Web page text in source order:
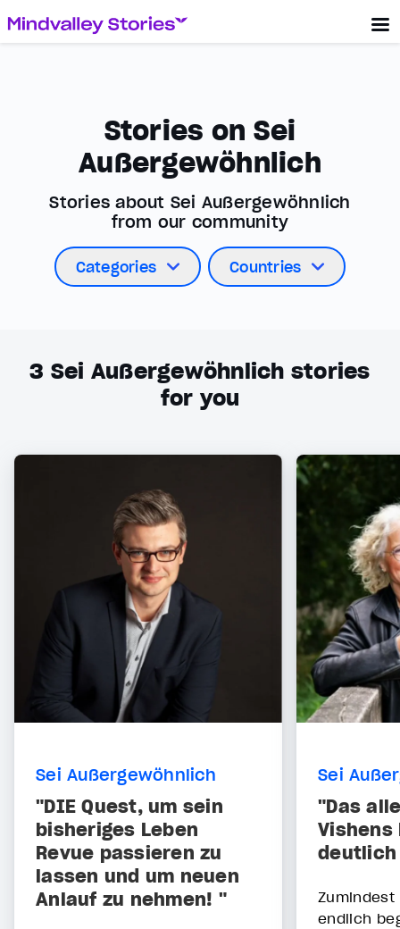
Stories on Sei
Außergewöhnlich
Stories about Sei Außergewöhnlich
from our community
Categories Countries
3 Sei Außergewöhnlich stories
for you
Sei Außergewöhnlich
"DIE Quest, um sein
bisheriges Leben
Revue passieren zu
lassen und um neuen
Anlauf zu nehmen! "
Sei
"Das
Vishens
deutlich
endlich